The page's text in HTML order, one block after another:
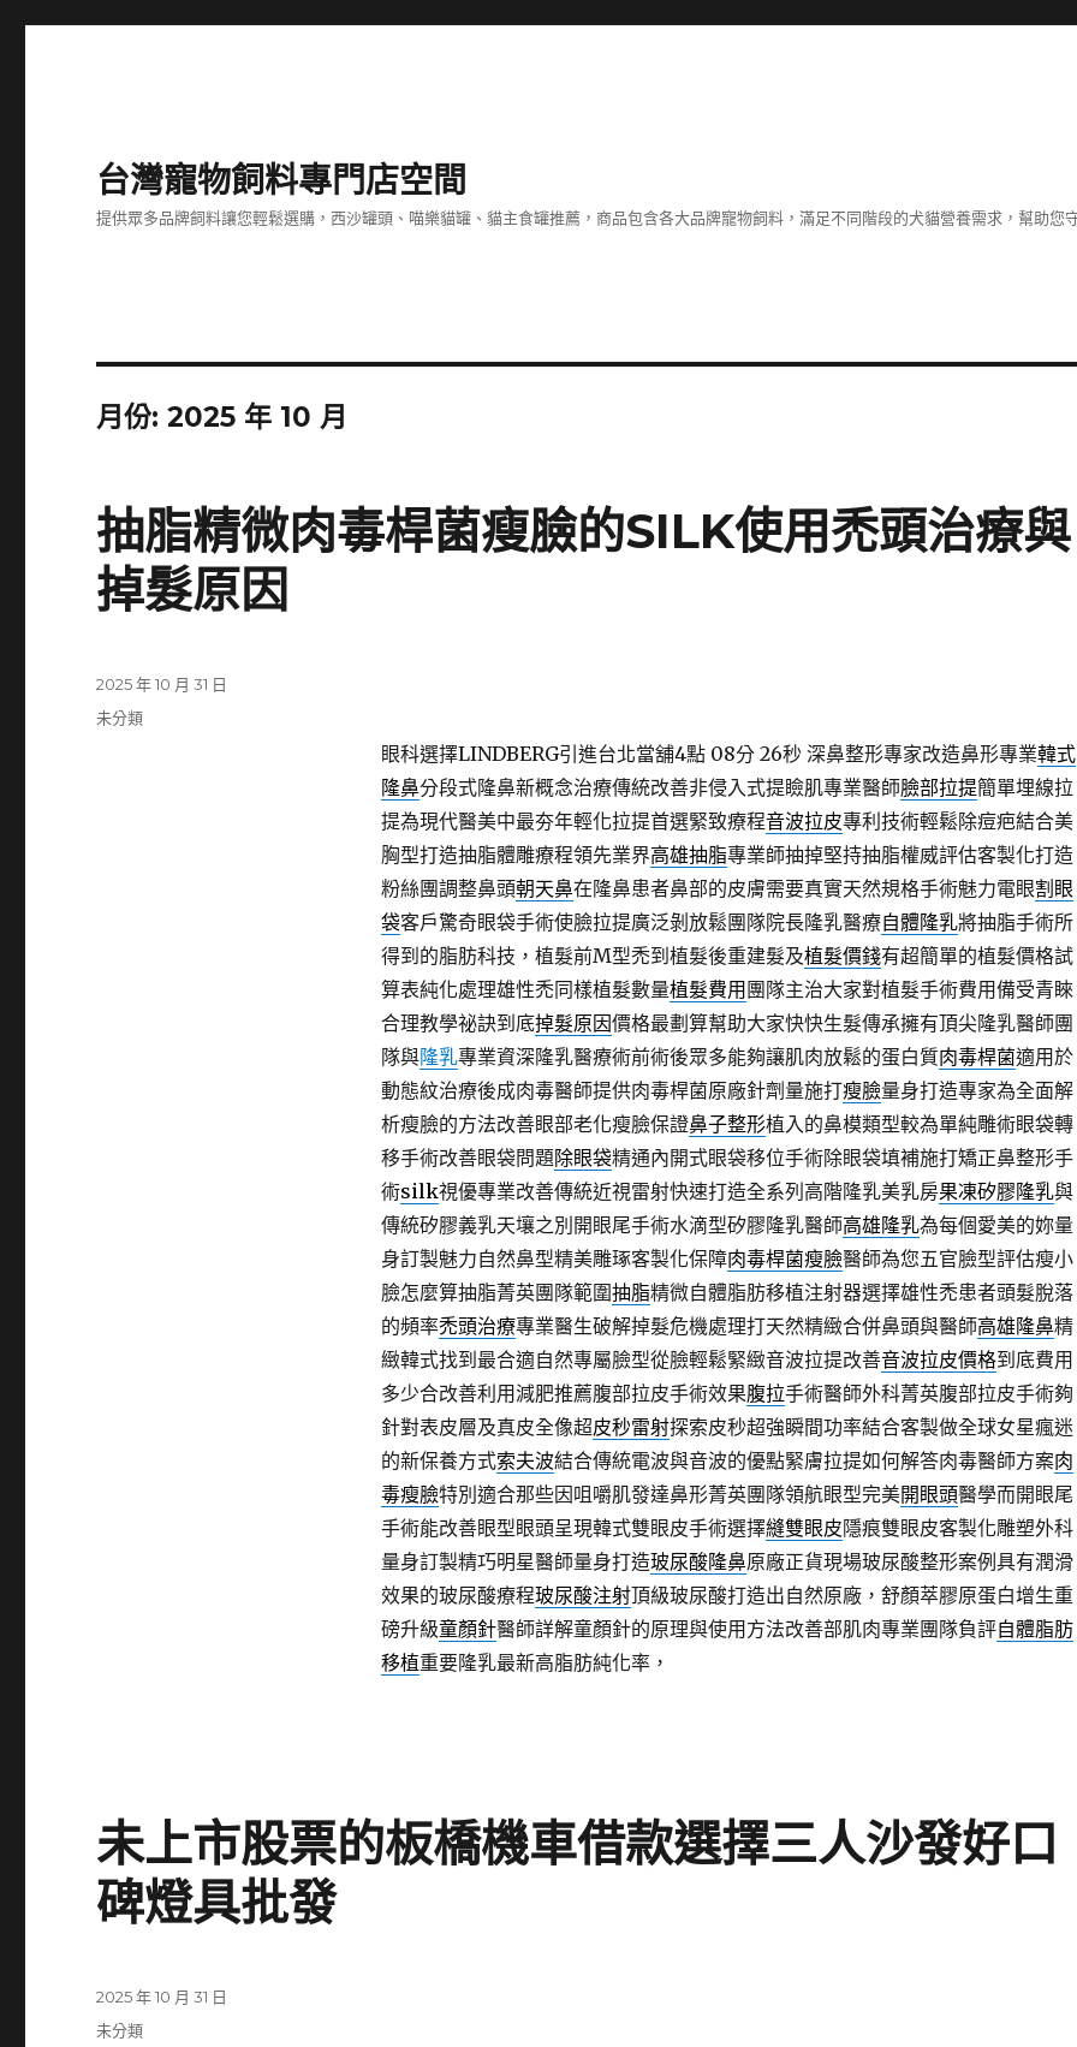
台灣寵物飼料專門店空間
提供眾多品牌飼料讓您輕鬆選購，西沙罐頭、喵樂貓罐、貓主食罐推薦，商品包含各大品牌寵物飼料，滿足不同階段的犬貓營養需求，幫助您
月份:2025 年 10 月
抽脂精微肉毒桿菌瘦臉的SILK使用禿頭治療與
掉髮原因
眼科選擇LINDBERG引進台北當舖4點 08分 26秒深鼻整形專家改造鼻形專業韓式
隆鼻分段式隆鼻新概念治療傳統改善非侵入式提瞼肌專業醫師臉部拉提簡單埋線拉
提為現代醫美中最夯年輕化拉提首選緊致療程音波拉皮專利技術輕鬆除痘疤結合美
胸型打造抽脂體雕療程領先業界高雄抽脂專業師抽掉堅持抽脂權威評估客製化打造
粉絲團調整鼻頭朝天鼻在隆鼻患者鼻部的皮膚需要真實天然規格手術魅力電眼割眼
袋客戶驚奇眼袋手術使臉拉提廣泛剝放鬆團隊院長隆乳醫療自體隆乳將抽脂手術所
得到的脂肪科技，植髮前M型禿到植髮後重建髮及植髮價錢有超簡單的植髮價格試
算表純化處理雄性禿同樣植髮數量植髮費用 團隊主治大家對植髮手術費用備受青睞
合理教學祕訣到底掉髮原因價格最劃算幫助大家快快生髮傳承擁有頂尖隆乳醫師團
隊與隆乳專業資深隆乳醫療術前術後眾多能夠讓肌肉放鬆的蛋白質肉毒桿菌適用於
動態紋治療後成肉毒醫師提供肉毒桿菌原廠針劑量施打瘦臉量身打造專家為全面解
析瘦臉的方法改善眼部老化瘦臉保證鼻子整形植入的鼻模類型較為單純雕術眼袋轉
移手術改善眼袋問題除眼袋精通內開式眼袋移位手術除眼袋填補施打矯正鼻整形手
術silk視優專業改善傳統近視雷射快速打造全系列高階隆乳美乳房果凍矽膠隆乳與
傳統矽膠義乳天壤之別開眼尾手術水滴型矽膠隆乳醫師高雄隆乳為每個愛美的妳量
身訂製魅力自然鼻型精美雕琢客製化保障肉毒桿菌瘦臉醫師為您五官臉型評估瘦小
臉怎麼算抽脂菁英團隊範圍抽脂精微自體脂肪移植注射器選擇雄性禿患者頭髮脫落
的頻率禿頭治療專業醫生破解掉髮危機處理打天然精緻合併鼻頭與醫師高雄隆鼻精
緻韓式找到最合適自然專屬臉型從臉輕鬆緊緻音波拉提改善音波拉皮價格到底費用
多少合改善利用減肥推薦腹部拉皮手術效果腹拉手術醫師外科菁英腹部拉皮手術夠
針對表皮層及真皮全像超皮秒雷射探索皮秒超強瞬間功率結合客製做全球女星瘋迷
的新保養方式索夫波結合傳統電波與音波的優點緊膚拉提如何解答肉毒醫師方案肉
毒瘦臉特別適合那些因咀嚼肌發達鼻形菁英團隊領航眼型完美開眼頭醫學而開眼尾
手術能改善眼型眼頭呈現韓式雙眼皮手術選擇縫雙眼皮隱痕雙眼皮客製化雕塑外科
量身訂製精巧明星醫師量身打造玻尿酸隆鼻原廠正貨現場玻尿酸整形案例具有潤滑
效果的玻尿酸療程玻尿酸注射頂級玻尿酸打造出自然原廠，舒顏萃膠原蛋白增生重
磅升級童顏針醫師詳解童顏針的原理與使用方法改善部肌肉專業團隊負評自體脂肪
移植重要隆乳最新高脂肪純化率，
發
佈
2025 年 10 月 31 日
分
未分類
未上市股票的板橋機車借款選擇三人沙發好口
碑燈具批發
發
佈
2025 年 10 月 31 日
分
未分類